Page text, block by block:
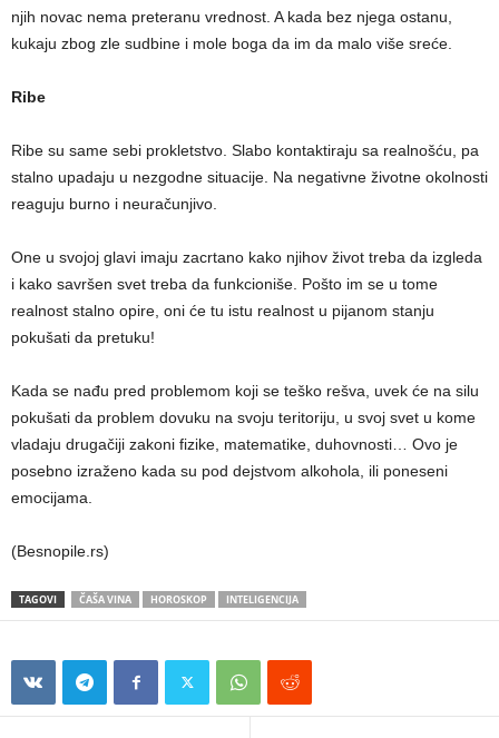
njih novac nema preteranu vrednost. A kada bez njega ostanu,
kukaju zbog zle sudbine i mole boga da im da malo više sreće.
Ribe
Ribe su same sebi prokletstvo. Slabo kontaktiraju sa realnošću, pa
stalno upadaju u nezgodne situacije. Na negativne životne okolnosti
reaguju burno i neuračunjivo.
One u svojoj glavi imaju zacrtano kako njihov život treba da izgleda
i kako savršen svet treba da funkcioniše. Pošto im se u tome
realnost stalno opire, oni će tu istu realnost u pijanom stanju
pokušati da pretuku!
Kada se nađu pred problemom koji se teško rešva, uvek će na silu
pokušati da problem dovuku na svoju teritoriju, u svoj svet u kome
vladaju drugačiji zakoni fizike, matematike, duhovnosti… Ovo je
posebno izraženo kada su pod dejstvom alkohola, ili poneseni
emocijama.
(Besnopile.rs)
TAGOVI ČAŠA VINA HOROSKOP INTELIGENCIJA